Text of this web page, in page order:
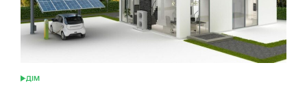
ОПУБЛІКУВАТИ
ДІМ